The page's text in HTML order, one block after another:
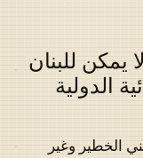
يمكن للبنان
الدولية
الخطير وغير